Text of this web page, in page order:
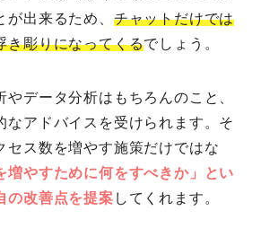
出来るため、 チャットだけでは
き彫りになってくるでしょう。
やデータ分析はもちろんのこと、
なアドバイスを受けられます。そ
セス数を増やす施策だけではな
増やすために何をすべきか」とい
の改善点を提案 してくれます。